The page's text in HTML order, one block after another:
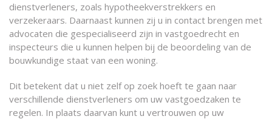
dienstverleners, zoals hypotheekverstrekkers en
verzekeraars. Daarnaast kunnen zij u in contact brengen met
advocaten die gespecialiseerd zijn in vastgoedrecht en
inspecteurs die u kunnen helpen bij de beoordeling van de
bouwkundige staat van een woning.
Dit betekent dat u niet zelf op zoek hoeft te gaan naar
verschillende dienstverleners om uw vastgoedzaken te
regelen. In plaats daarvan kunt u vertrouwen op uw